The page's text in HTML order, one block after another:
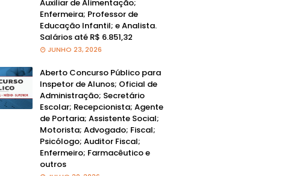
Auxiliar de Alimentação;
Enfermeira; Professor de
Educação Infantil; e Analista.
Salários até R$ 6.851,32
JUNHO 23, 2026
Aberto Concurso Público para
Inspetor de Alunos; Oficial de
Administração; Secretário
Escolar; Recepcionista; Agente
de Portaria; Assistente Social;
Motorista; Advogado; Fiscal;
Psicólogo; Auditor Fiscal;
Enfermeiro; Farmacêutico e
outros